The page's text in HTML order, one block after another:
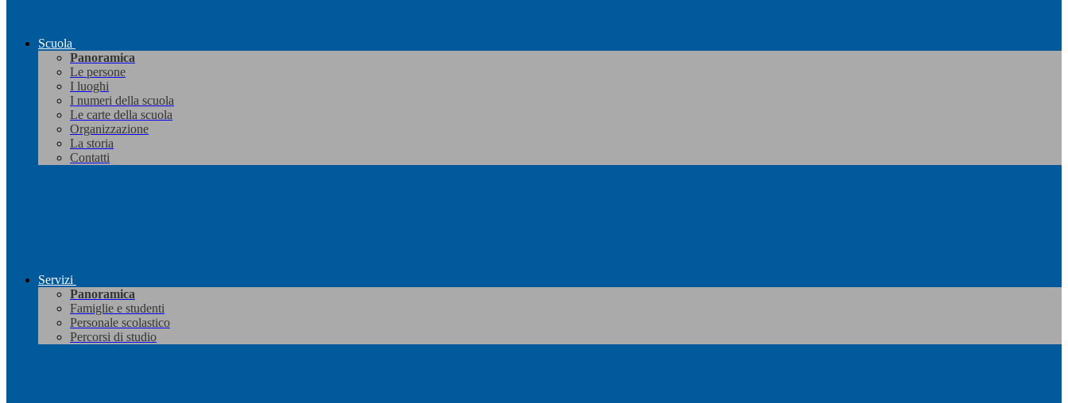
Scuola
Panoramica
Le persone
I luoghi
I numeri della scuola
Le carte della scuola
Organizzazione
La storia
Contatti
Servizi
Panoramica
Famiglie e studenti
Personale scolastico
Percorsi di studio